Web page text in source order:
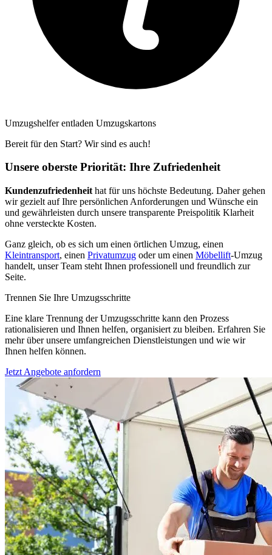
Umzugshelfer entladen Umzugskartons
Bereit für den Start? Wir sind es auch!
Unsere oberste Priorität: Ihre Zufriedenheit
Kundenzufriedenheit hat für uns höchste Bedeutung. Daher gehen
wir gezielt auf Ihre persönlichen Anforderungen und Wünsche ein
und gewährleisten durch unsere transparente Preispolitik Klarheit
ohne versteckte Kosten.
Ganz gleich, ob es sich um einen örtlichen Umzug, einen
Kleintransport, einen Privatumzug oder um einen Möbellift-Umzug
handelt, unser Team steht Ihnen professionell und freundlich zur
Seite.
Trennen Sie Ihre Umzugsschritte
Eine klare Trennung der Umzugsschritte kann den Prozess
rationalisieren und Ihnen helfen, organisiert zu bleiben. Erfahren Sie
mehr über unsere umfangreichen Dienstleistungen und wie wir
Ihnen helfen können.
Jetzt Angebote anfordern